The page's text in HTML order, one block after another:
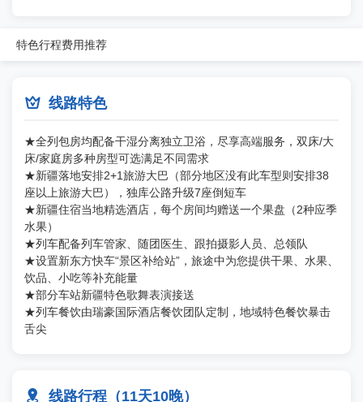
特色行程费用推荐
 线路特色
★全列包房均配备干湿分离独立卫浴，尽享高端服务，双床/大
床/家庭房多种房型可选满足不同需求
★新疆落地安排2+1旅游大巴（部分地区没有此车型则安排38
座以上旅游大巴），独库公路升级7座倒短车
★新疆住宿当地精选酒店，每个房间均赠送一个果盘（2种应季
水果）
★列车配备列车管家、随团医生、跟拍摄影人员、总领队
★设置新东方快车“景区补给站”，旅途中为您提供干果、水果、
饮品、小吃等补充能量
★部分车站新疆特色歌舞表演接送
★列车餐饮由瑞豪国际酒店餐饮团队定制，地域特色餐饮暴击
舌尖
 线路行程（11天10晚）